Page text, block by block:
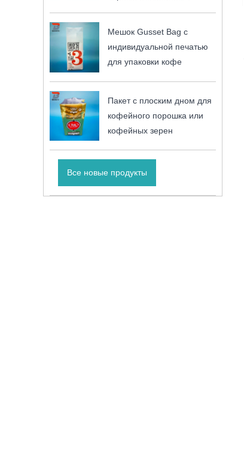
Мешок Gusset Bag с
индивидуальной печатью
для упаковки кофе
Пакет с плоским дном для
кофейного порошка или
кофейных зерен
Все новые продукты